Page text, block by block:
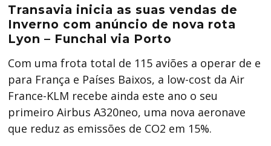
Transavia inicia as suas vendas de
Inverno com anúncio de nova rota
Lyon – Funchal via Porto
Com uma frota total de 115 aviões a operar de e
para França e Países Baixos, a low-cost da Air
France-KLM recebe ainda este ano o seu
primeiro Airbus A320neo, uma nova aeronave
que reduz as emissões de CO2 em 15%.